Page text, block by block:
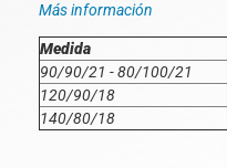
Más información
Medida
90/90/21 - 80/100/21
120/90/18
140/80/18